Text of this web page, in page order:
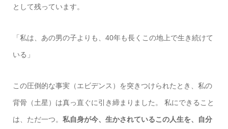
として残っています。
「私は、あの男の子よりも、40年も長くこの地上で生き続けて
いる」
この圧倒的な事実（エビデンス）を突きつけられたとき、私の
背骨（土星）は真っ直ぐに引き締まりました。 私にできること
は、ただ一つ。 私自身が今、生かされているこの人生を、自分